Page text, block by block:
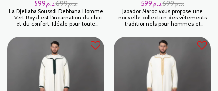
699 د.م. 599 د.م.
La Djellaba Soussdi Debbana Homme
- Vert Royal est l'incarnation du chic
et du confort. Idéale pour toute
est faite pour ceux qui apprécient la
tradition mêlée à la modernité.
Fabriquée avec une attention
minutieuse aux détails, chaque
couture et chaque embellissement
est fait pour durer. Le Vert Royal est
une couleur sophistiquée qui
convient parfaitement à toutes les
teintes de peau.
699 د.م. 599 د.م.
Jabador Maroc vous propose une
nouvelle collection des vêtements
traditionnels pour hommes et